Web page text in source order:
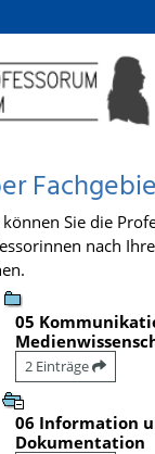
Sie die
nach
05
2 Einträge
06 Information
Dokumentation